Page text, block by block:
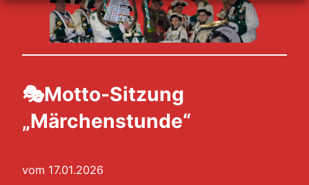
🎭Motto-Sitzung
„Märchenstunde“
vom 17.01.2026